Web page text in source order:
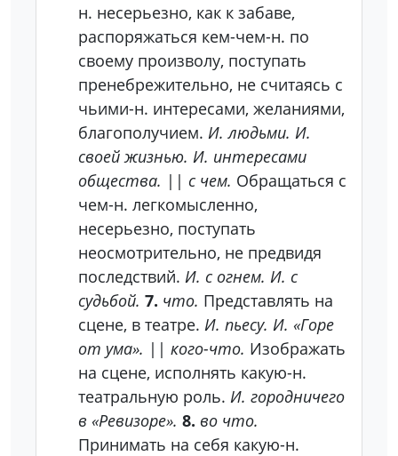
н. несерьезно, как к забаве,
распоряжаться кем-чем-н. по
своему произволу, поступать
пренебрежительно, не считаясь с
чьими-н. интересами, желаниями,
благополучием. И. людьми. И.
своей жизнью. И. интересами
общества. || с чем. Обращаться с
чем-н. легкомысленно,
несерьезно, поступать
неосмотрительно, не предвидя
последствий. И. с огнем. И. с
судьбой. 7. что. Представлять на
сцене, в театре. И. пьесу. И. «Горе
от ума». || кого-что. Изображать
на сцене, исполнять какую-н.
театральную роль. И. городничего
в «Ревизоре». 8. во что.
Принимать на себя какую-н.